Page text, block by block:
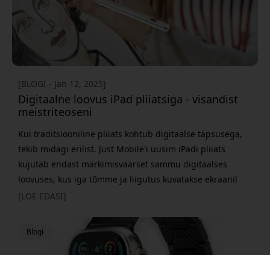
[BLOGI - Jan 12, 2025]
Digitaalne loovus iPad pliiatsiga - visandist
meistriteoseni
Kui traditsiooniline pliiats kohtub digitaalse täpsusega,
tekib midagi erilist. Just Mobile'i uusim iPadi pliiats
kujutab endast märkimisväärset sammu digitaalses
loovuses, kus iga tõmme ja liigutus kuvatakse ekraanil
üllatava täpsusega. 1,5 millimeetri suuruse täppisotsaga
traditsioonilist kirjutamist. Survetundlikkus võimaldab
luua kõike alates peentest, õrnadest joontest kuni j&ot
[LOE EDASI]
Blogi